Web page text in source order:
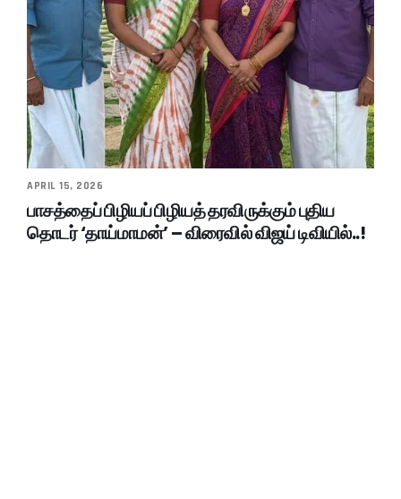
APRIL 15, 2026
பாசத்தைப் பிழியப் பிழியத் தரவிருக்கும் புதிய
தொடர் ‘தாய்மாமன்’ – விரைவில் விஜய் டிவியில்..!